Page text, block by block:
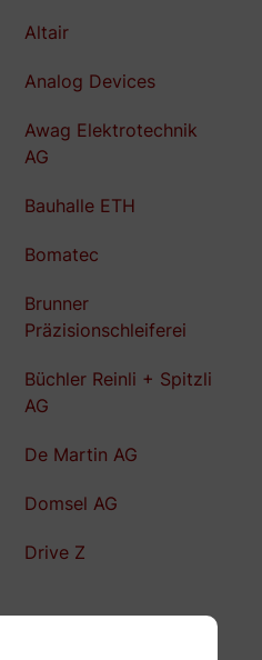
Altair
Analog Devices
Awag Elektrotechnik
AG
Bauhalle ETH
Bomatec
Brunner
Präzisionschleiferei
Büchler Reinli + Spitzli
AG
De Martin AG
Domsel AG
Drive Z